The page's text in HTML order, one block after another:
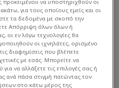
να υποστηριχθούν οι
για τους οποίους εμείς και οι
τα δεδομένα με σκοπό την
Απόρριψη όλων όλων ή
οι εν λόγω τεχνολογίες θα
οι ιχνηλάτες, ορισμένο
διαφημίσεις που βλέπετε
με εσάς. Μπορείτε να
να αλλάξετε τις επιλογές σας ή
ανά πάσα στιγμή πατώντας τον
στο κάτω μέρος της